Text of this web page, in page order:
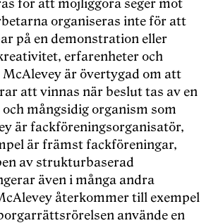
för att möjliggöra seger mot
organiseras inte för att
på en demonstration eller
erfarenheter och
är övertygad om att
att vinnas när beslut tas av en
mångsidig organism som
är fackföreningsorganisatör,
är främst fackföreningar,
av strukturbaserad
även i många andra
återkommer till exempel
använde en